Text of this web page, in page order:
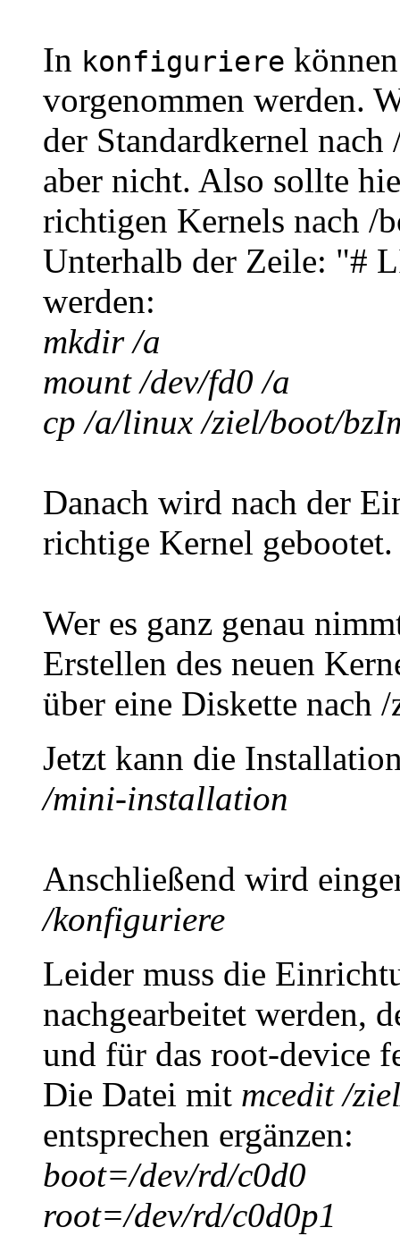
In konfiguriere
vorgenommen werden.
der Standardkernel
aber nicht. Also sollte
richtigen Kernels nach /
Unterhalb der Zeile: "#
werden:
mkdir /a
mount /dev/fd0 /a
cp /a/linux /ziel/boot/
Danach wird nach der
richtige Kernel gebootet.
Wer es ganz genau
Erstellen des neuen
über eine Diskette nach
Jetzt kann die
/mini-installation
Anschließend wird
/konfiguriere
Leider muss die
nachgearbeitet werden,
und für das root-device
Die Datei mit mcedit /
entsprechen ergänzen:
boot=/dev/rd/c0d0
root=/dev/rd/c0d0p1